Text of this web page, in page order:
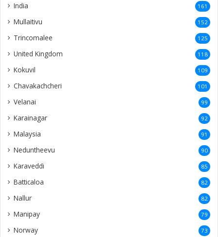
India 161
Mullaitivu 152
Trincomalee 125
United Kingdom 118
Kokuvil 109
Chavakachcheri 101
Velanai 99
Karainagar 92
Malaysia 91
Neduntheevu 90
Karaveddi 85
Batticaloa 82
Nallur 82
Manipay 79
Norway 73